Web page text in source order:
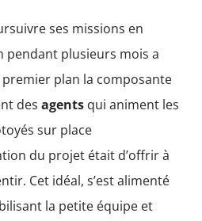
ses missions en
pendant plusieurs mois a
plan la composante
des agents qui animent les
sur place
du projet était d’offrir à
Cet idéal, s’est alimenté
la petite équipe et